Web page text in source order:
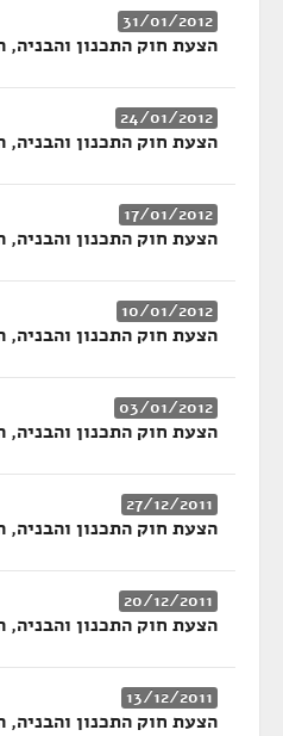
31/01/2012
הצעת חוק התכנון והבניה,
24/01/2012
הצעת חוק התכנון והבניה,
17/01/2012
הצעת חוק התכנון והבניה,
10/01/2012
הצעת חוק התכנון והבניה,
03/01/2012
הצעת חוק התכנון והבניה,
27/12/2011
הצעת חוק התכנון והבניה,
20/12/2011
הצעת חוק התכנון והבניה,
13/12/2011
הצעת חוק התכנון והבניה,